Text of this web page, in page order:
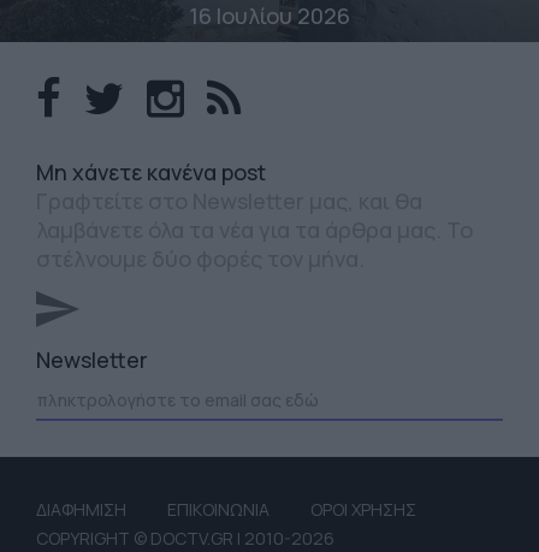
16 Ιουλίου 2026
Mη χάνετε κανένα post
Newsletter
ΔΙΑΦΗΜΙΣΗ ΕΠΙΚΟΙΝΩΝΙΑ
ΟΡΟΙ ΧΡΗΣΗΣ
COPYRIGHT © DOCTV.GR | 2010-2026